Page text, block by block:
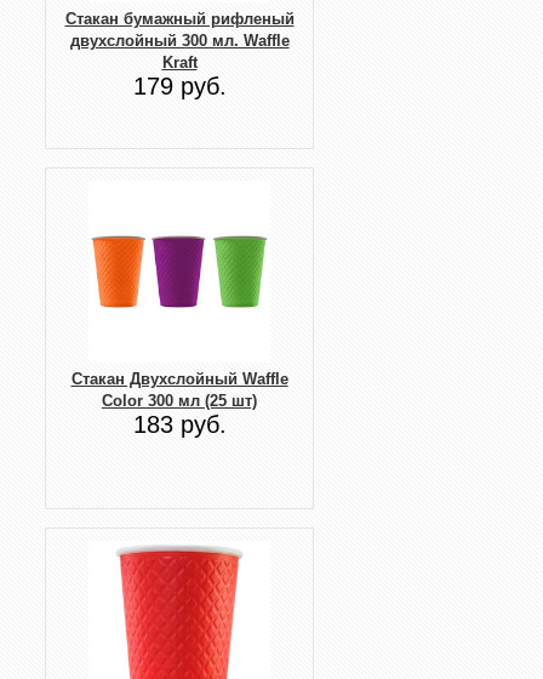
Стакан бумажный рифленый
двухслойный 300 мл. Waffle
Kraft
179 руб.
Стакан Двухслойный Waffle
Color 300 мл (25 шт)
183 руб.